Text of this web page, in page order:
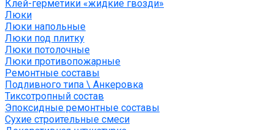
Клей-герметики «жидкие гвозди»
Люки
Люки напольные
Люки под плитку
Люки потолочные
Люки противопожарные
Ремонтные составы
Подливного типа \ Анкеровка
Тиксотропный состав
Эпоксидные ремонтные составы
Сухие строительные смеси